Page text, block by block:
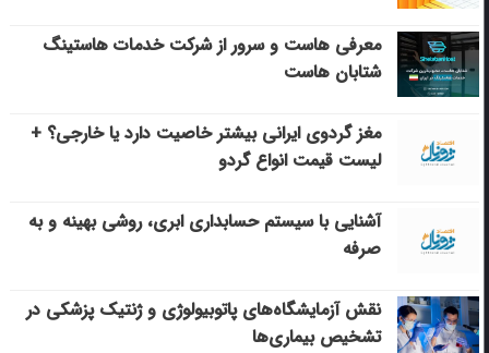
معرفی هاست و سرور از شرکت خدمات هاستینگ
شتابان هاست
مغز گردوی ایرانی بیشتر خاصیت دارد یا خارجی؟ +
لیست قیمت انواع گردو
آشنایی با سیستم حسابداری ابری، روشی بهینه و به
صرفه
نقش آزمایشگاه‌های پاتوبیولوژی و ژنتیک پزشکی در
تشخیص بیماری‌ها